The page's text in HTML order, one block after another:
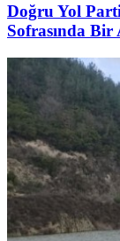
Doğru Yol
Sofrasında